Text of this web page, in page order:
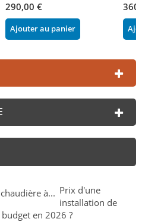
290,00 €
Ajouter au panier
Prix d'une
installation de
en 2026 ?